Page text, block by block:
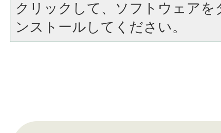
クリックして、ソフトウェア
ンストールしてください。